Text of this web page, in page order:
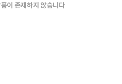
이 존재하지 않습니다